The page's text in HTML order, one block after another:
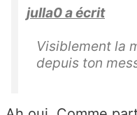
julla0 a écrit
Visiblement la
depuis ton